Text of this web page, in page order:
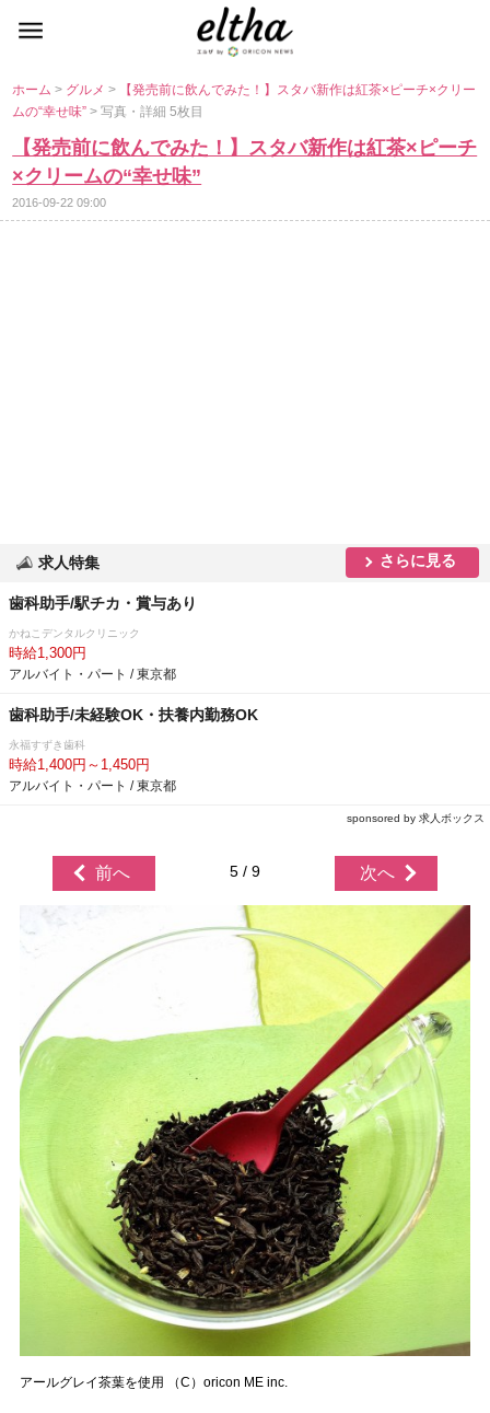
ホーム> グルメ>
【発売前に飲んでみた！】スタバ新作は紅茶×ピーチ×クリー
ムの“幸せ味”> 写真・詳細 5枚目
【発売前に飲んでみた！】スタバ新作は紅茶×ピーチ
×クリームの“幸せ味”
2016-09-22 09:00
求人特集 さらに見る
歯科助手/駅チカ・賞与あり
かねこデンタルクリニック
時給1,300円
アルバイト・パート / 東京都
歯科助手/未経験OK・扶養内勤務OK
永福すずき歯科
時給1,400円～1,450円
アルバイト・パート / 東京都
sponsored by 求人ボックス
前へ 5 / 9 次へ
アールグレイ茶葉を使用 （C）oricon ME inc.